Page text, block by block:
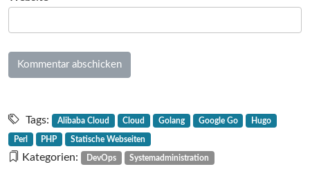
Tags: Alibaba Cloud Cloud Golang Google Go Hugo
Perl PHP Statische Webseiten
Kategorien: DevOps Systemadministration